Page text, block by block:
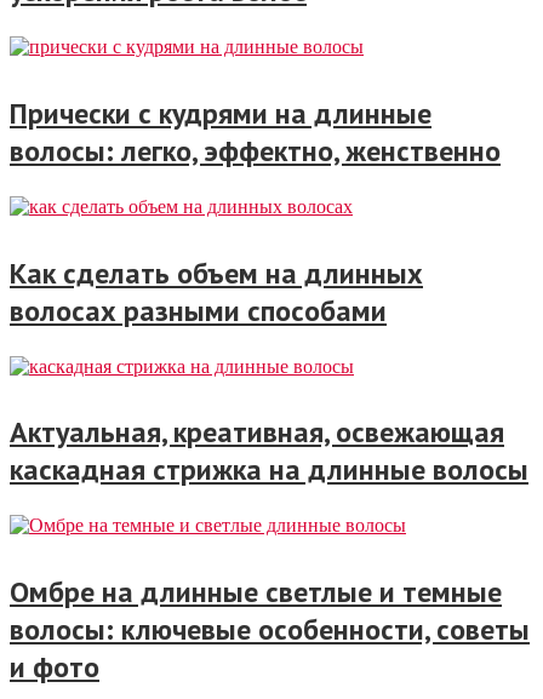
Прически с кудрями на длинные
волосы: легко, эффектно, женственно
Как сделать объем на длинных
волосах разными способами
Актуальная, креативная, освежающая
каскадная стрижка на длинные волосы
Омбре на длинные светлые и темные
волосы: ключевые особенности, советы
и фото